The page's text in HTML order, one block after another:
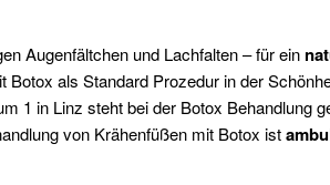
Augenfältchen und Lachfalten – für ein
Botox als Standard Prozedur in der
1 in Linz steht bei der Botox Behandlung
von Krähenfüßen mit Botox ist